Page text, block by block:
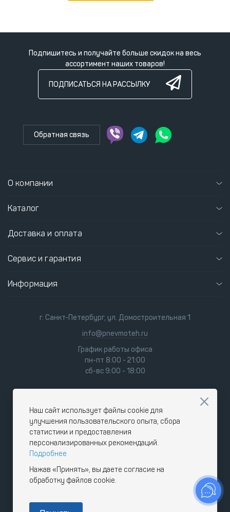
Подпишитесь и получайте больше скидок на весь
ассортимент наших товаров!
ПОДПИСАТЬСЯ НА РАССЫЛКУ
Обратная связь
О компании
Каталог
Доставка и оплата
Сервис и гарантия
Информация
г. Санкт-Петербург, ул. Домостроительная 1
info@pnevmoteh.ru
График работы офиса
пн-пт 8:00 - 21:00
сб-вс 9:00 - 18:00
Наш сайт использует файлы cookie для
улучшения пользовательского опыта, сбора
статистики и предоставления
персонализированных рекомендаций.
Подробнее
Нажав «Принять», вы даете согласие на
обработку файлов cookie.